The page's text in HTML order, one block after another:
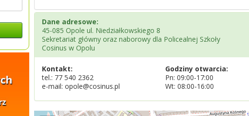
Dane adresowe:
45-085 Opole ul. Niedziałkowskiego 8
Sekretariat główny oraz naborowy dla Policealnej Szkoły
Cosinus w Opolu
Kontakt:
tel.: 77 540 2362
e-mail: opole@cosinus.pl
Godziny otwarcia:
Pn: 09:00-17:00
Wt: 08:00-16:00